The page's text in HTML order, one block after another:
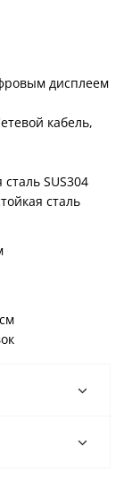
дисплеем
кабель,
SUS304
сталь